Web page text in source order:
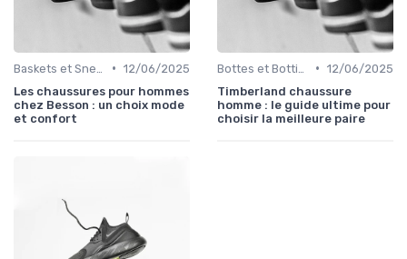
• 12/06/2025
Les chaussures pour hommes
chez Besson : un choix mode
et confort
• 12/06/2025
Timberland chaussure
homme : le guide ultime pour
choisir la meilleure paire